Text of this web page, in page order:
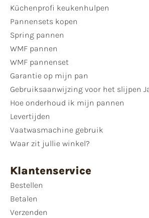
Küchenprofi keukenhulpen
Pannensets kopen
Spring pannen
WMF pannen
WMF pannenset
Garantie op mijn pan
Gebruiksaanwijzing voor het slijpen
Hoe onderhoud ik mijn pannen
Levertijden
Vaatwasmachine gebruik
Waar zit jullie winkel?
Klantenservice
Bestellen
Betalen
Verzenden